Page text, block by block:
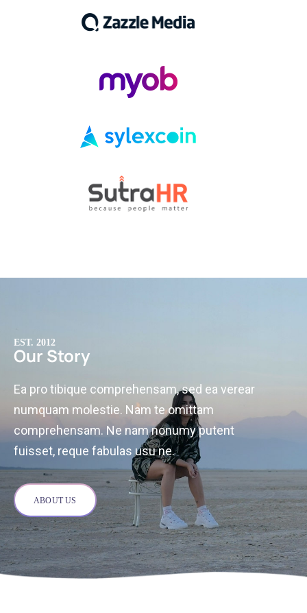
EST. 2012
Our Story
Ea pro tibique comprehensam, sed ea verear
numquam molestie. Nam te omittam
comprehensam. Ne nam nonumy putent
fuisset, reque fabulas usu ne.
ABOUT US